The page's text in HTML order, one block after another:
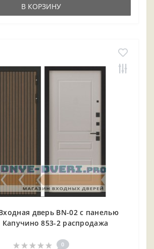
В КОРЗИНУ
дверь BN-02 с панелью
853-2 распродажа
0